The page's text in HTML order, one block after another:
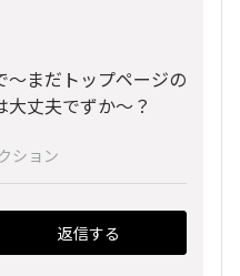
まだトップページの
丈夫でずか～？
ション
返信する